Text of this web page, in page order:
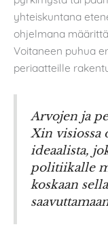
yhteiskuntana
ohjelmana
Voitaneen puhua
periaatteille
Arvojen ja
Xin visiossa
ideaalista,
politiikalle
koskaan